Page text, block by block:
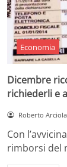
Economia
Dicembre
richiederli e
Roberto Arciola
Con
rimborsi del